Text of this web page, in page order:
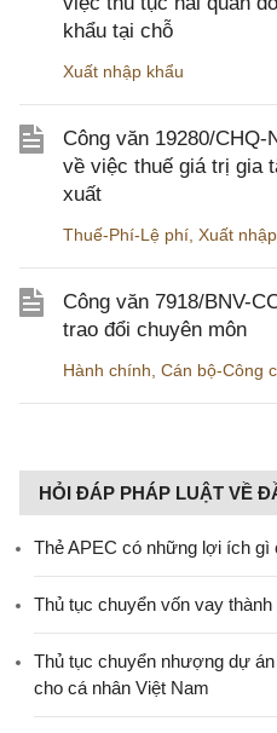
khẩu tại chỗ
Xuất nhập khẩu
Công văn 19280/CHQ-
về việc thuế giá trị gia
xuất
Thuế-Phí-Lệ phí Xuất
Công văn 7918/BNV-
trao đổi chuyên môn
Hành chính Cán bộ-Công
HỎI ĐÁP PHÁP LUẬT VỀ
Thẻ APEC có những lợi ích gì
Thủ tục chuyển vốn vay
Thủ tục chuyển nhượng dự
cho cá nhân Việt Nam